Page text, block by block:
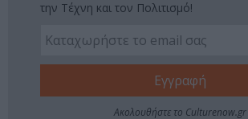
την Τέχνη και τον Πολιτισμό!
Ακολουθήστε το Culturenow.gr